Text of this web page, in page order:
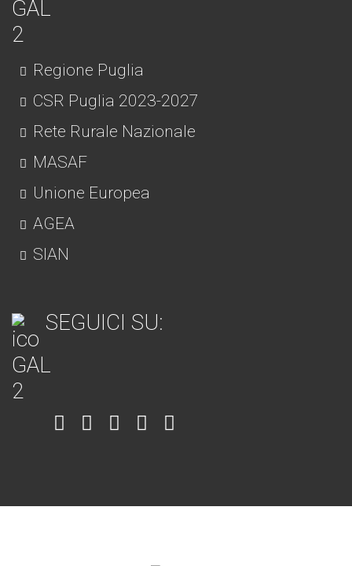
Regione Puglia
CSR Puglia 2023-2027
Rete Rurale Nazionale
MASAF
Unione Europea
AGEA
SIAN
SEGUICI SU:
Item Item Item Item